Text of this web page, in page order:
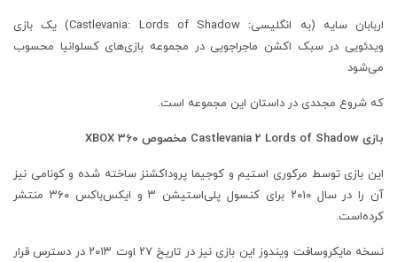
اربابان سایه (به انگلیسی: Castlevania: Lords of Shadow) یک بازی
ویدئویی در سبک اکشن ماجراجویی در مجموعه بازی‌های کسلوانیا محسوب
می‌شود
که شروع مجددی در داستان این مجموعه است.
بازی Castlevania 2 Lords of Shadow مخصوص XBOX 360
این بازی توسط مرکوری استیم و کوجیما پروداکشنز ساخته شده و کونامی نیز
آن را در سال ۲۰۱۰ برای کنسول پلی‌استیشن ۳ و ایکس‌باکس ۳۶۰ منتشر
کرده‌است.
نسخه مایکروسافت ویندوز این بازی نیز در تاریخ ۲۷ اوت ۲۰۱۳ در دسترس قرار